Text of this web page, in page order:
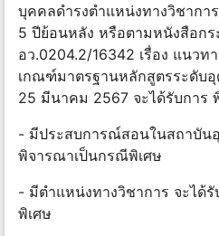
บุคคลดำรงตำแหน่งทางวิชากา
5 ปีย้อนหลัง หรือตามหนังสือก
อว.0204.2/16342 เรื่อง แนวท
เกณฑ์มาตรฐานหลักสูตรระดับ
25 มีนาคม 2567 จะได้รับการ
- มีประสบการณ์สอนในสถาบัน
พิจารณาเป็นกรณีพิเศษ
- มีตำแหน่งทางวิชาการ จะได้
พิเศษ